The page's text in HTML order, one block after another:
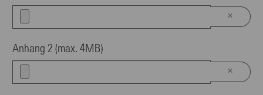
×
Anhang 2 (max. 4MB)
×